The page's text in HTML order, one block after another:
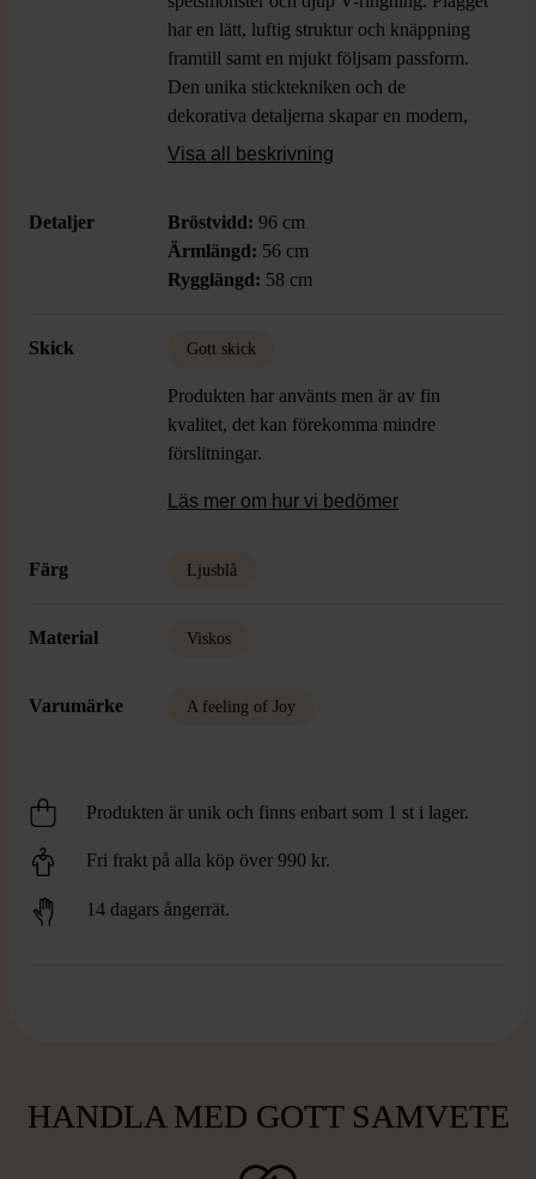
har en lätt, luftig struktur och knäppning
framtill samt en mjukt följsam passform.
Den unika sticktekniken och de
dekorativa detaljerna skapar en modern,
handgjord känsla med lite vintage vibe.
Visa all beskrivning
Detaljer Bröstvidd: 96 cm
Ärmlängd: 56 cm
Rygglängd: 58 cm
Skick Gott skick
Produkten har använts men är av fin
kvalitet, det kan förekomma mindre
förslitningar.
Läs mer om hur vi bedömer
Färg Ljusblå
Material Viskos
Varumärke A feeling of Joy
Produkten är unik och finns enbart som 1 st i lager.
Fri frakt på alla köp över 990 kr.
14 dagars ångerrät.
HANDLA MED GOTT SAMVETE